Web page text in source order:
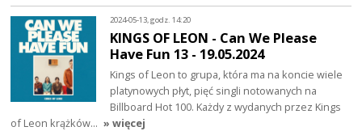
2024-05-13, godz. 14:20
KINGS OF LEON - Can We Please
Have Fun 13 - 19.05.2024
Kings of Leon to grupa, która ma na koncie wiele
platynowych płyt, pięć singli notowanych na
Billboard Hot 100. Każdy z wydanych przez Kings
of Leon krążków… » więcej